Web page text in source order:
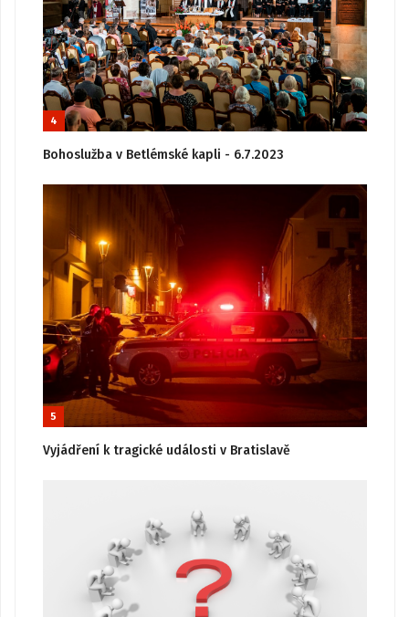
4
Bohoslužba v Betlémské kapli - 6.7.2023
5
Vyjádření k tragické události v Bratislavě